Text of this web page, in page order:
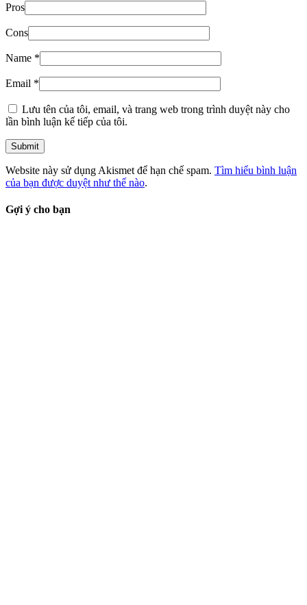
Pros
Cons
Name *
Email *
Lưu tên của tôi, email, và trang web trong trình duyệt này cho
lần bình luận kế tiếp của tôi.
Website này sử dụng Akismet để hạn chế spam. Tìm hiểu bình luận
của bạn được duyệt như thế nào.
Gợi ý cho bạn